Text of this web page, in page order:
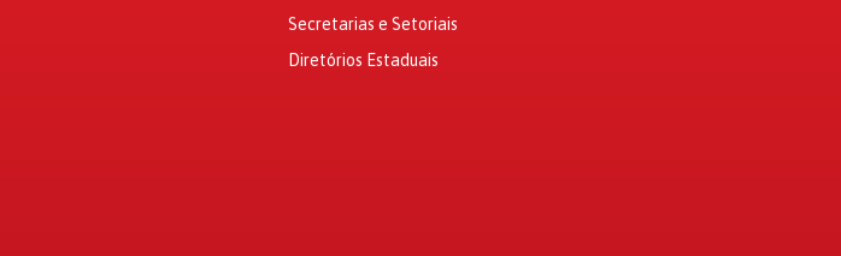
Secretarias e Setoriais
Diretórios Estaduais